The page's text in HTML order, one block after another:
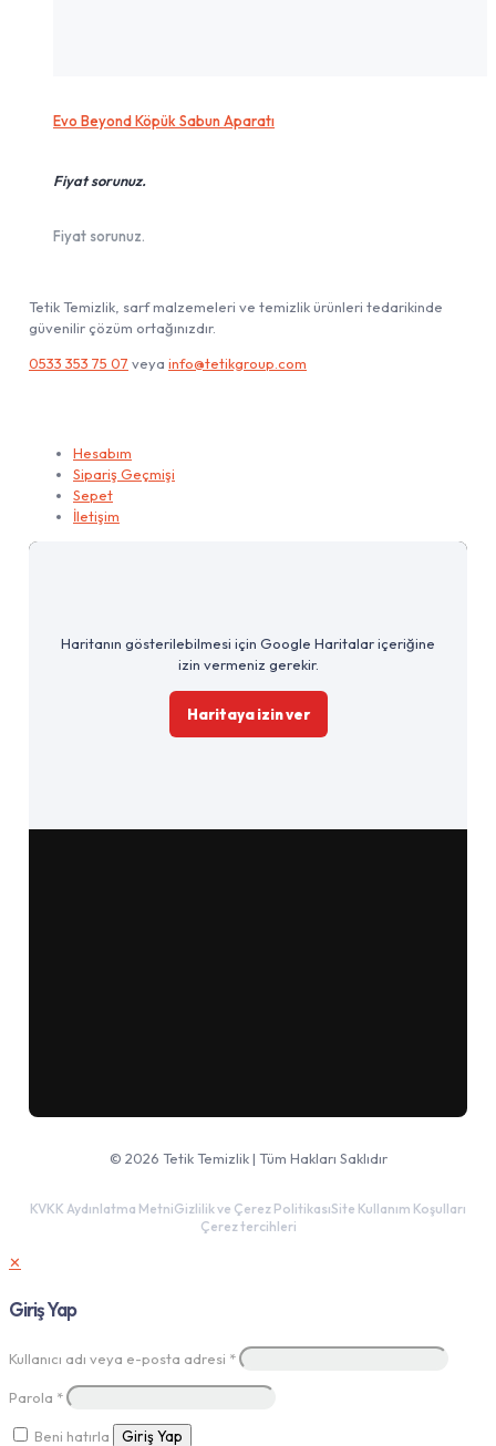
Evo Beyond Köpük Sabun Aparatı
Fiyat sorunuz.
Fiyat sorunuz.
Tetik Temizlik, sarf malzemeleri ve temizlik ürünleri tedarikinde
güvenilir çözüm ortağınızdır.
0533 353 75 07 veya info@tetikgroup.com
Hesabım
Sipariş Geçmişi
Sepet
İletişim
Haritanın gösterilebilmesi için Google Haritalar içeriğine
izin vermeniz gerekir.
Haritaya izin ver
© 2026 Tetik Temizlik | Tüm Hakları Saklıdır
KVKK Aydınlatma MetniGizlilik ve Çerez PolitikasıSite Kullanım Koşulları
Çerez tercihleri
✕
Giriş Yap
Kullanıcı adı veya e-posta adresi *
Parola *
Beni hatırla Giriş Yap